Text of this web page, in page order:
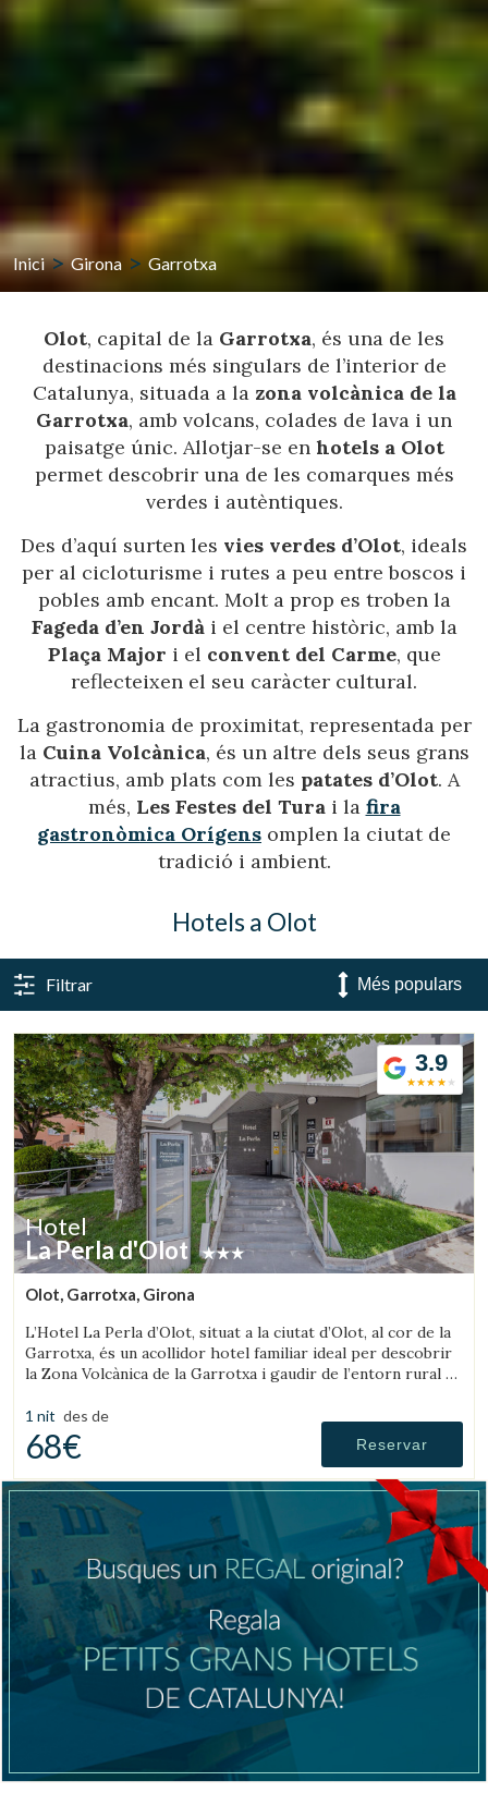
Gestionar la meva reserva
Inici Girona Garrotxa
Olot, capital de la Garrotxa, és una de les
destinacions més singulars de l’interior de
Catalunya, situada a la zona volcànica de la
Garrotxa, amb volcans, colades de lava i un
paisatge únic. Allotjar-se en hotels a Olot
permet descobrir una de les comarques més
verdes i autèntiques.
Des d’aquí surten les vies verdes d’Olot, ideals
per al cicloturisme i rutes a peu entre boscos i
pobles amb encant. Molt a prop es troben la
Fageda d’en Jordài el centre històric, amb la
Plaça Major i el convent del Carme, que
reflecteixen el seu caràcter cultural.
La gastronomia de proximitat, representada per
la Cuina Volcànica, és un altre dels seus grans
atractius, amb plats com les patates d’Olot. A
més, Les Festes del Turai la fira
gastronòmica Orígens omplen la ciutat de
tradició i ambient.
Hotels a Olot
Filtrar
3.9
Hotel
La Perla d'Olot
Olot, Garrotxa, Girona
L’Hotel La Perla d’Olot, situat a la ciutat d’Olot, al cor de la
Garrotxa, és un acollidor hotel familiar ideal per descobrir
la Zona Volcànica de la Garrotxa i gaudir de l’entorn rural de
1 nit des de
68€ Reservar